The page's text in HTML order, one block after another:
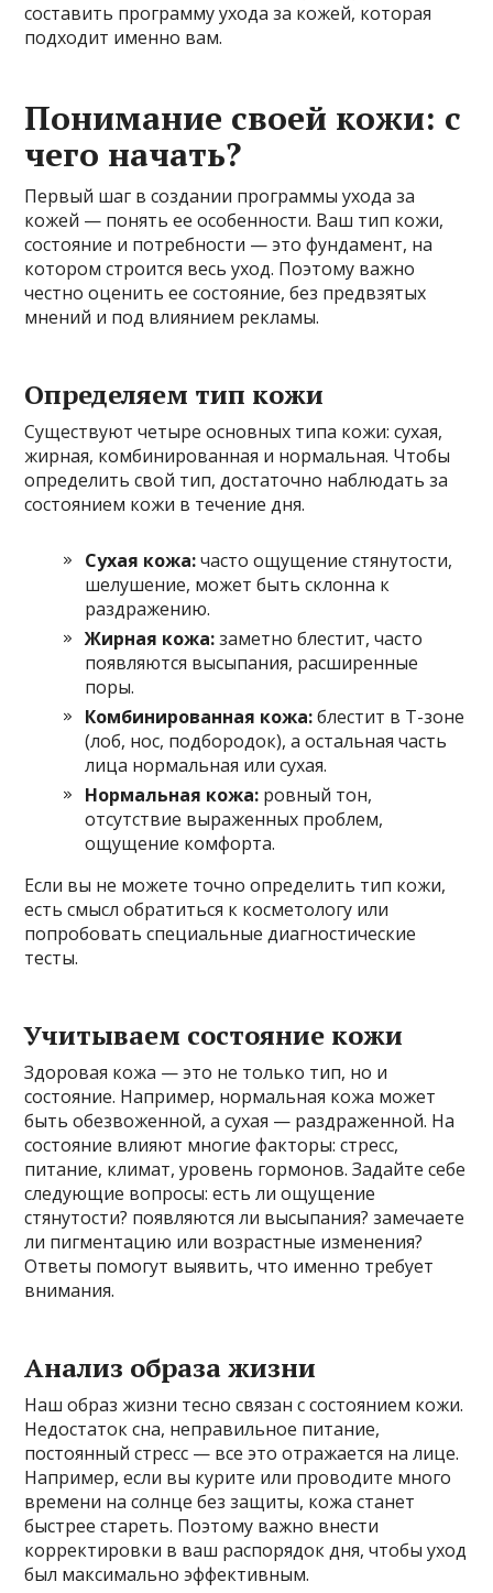
составить программу ухода за кожей, которая
подходит именно вам.
Понимание своей кожи: с
чего начать?
Первый шаг в создании программы ухода за
кожей — понять ее особенности. Ваш тип кожи,
состояние и потребности — это фундамент, на
котором строится весь уход. Поэтому важно
честно оценить ее состояние, без предвзятых
мнений и под влиянием рекламы.
Определяем тип кожи
Существуют четыре основных типа кожи: сухая,
жирная, комбинированная и нормальная. Чтобы
определить свой тип, достаточно наблюдать за
состоянием кожи в течение дня.
Сухая кожа:часто ощущение стянутости,
шелушение, может быть склонна к
раздражению.
Жирная кожа:заметно блестит, часто
появляются высыпания, расширенные
поры.
Комбинированная кожа:блестит в Т-зоне
(лоб, нос, подбородок), а остальная часть
лица нормальная или сухая.
Нормальная кожа: ровный тон,
отсутствие выраженных проблем,
ощущение комфорта.
Если вы не можете точно определить тип кожи,
есть смысл обратиться к косметологу или
попробовать специальные диагностические
тесты.
Учитываем состояние кожи
Здоровая кожа — это не только тип, но и
состояние. Например, нормальная кожа может
быть обезвоженной, а сухая — раздраженной. На
состояние влияют многие факторы: стресс,
питание, климат, уровень гормонов. Задайте себе
следующие вопросы: есть ли ощущение
стянутости? появляются ли высыпания? замечаете
ли пигментацию или возрастные изменения?
Ответы помогут выявить, что именно требует
внимания.
Анализ образа жизни
Наш образ жизни тесно связан с состоянием кожи.
Недостаток сна, неправильное питание,
постоянный стресс — все это отражается на лице.
Например, если вы курите или проводите много
времени на солнце без защиты, кожа станет
быстрее стареть. Поэтому важно внести
корректировки в ваш распорядок дня, чтобы уход
был максимально эффективным.